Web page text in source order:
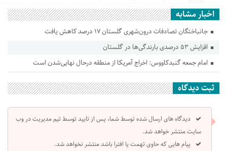
اخبار مشابه
جانباختگان تصادفات درون‌شهری گلستان ۱۷ درصد کاهش یافت
افزایش ۵۳ درصدی بارندگی‌ها در گلستان
امام جمعه گنبدکاووس: اخراج آمریکا از منطقه درحال نهایی‌شدن است
ثبت دیدگاه
دیدگاه های ارسال شده توسط شما، پس از تایید توسط تیم مدیریت در وب
سایت منتشر خواهد شد.
پیام هایی که حاوی تهمت یا افترا باشد منتشر نخواهد شد.